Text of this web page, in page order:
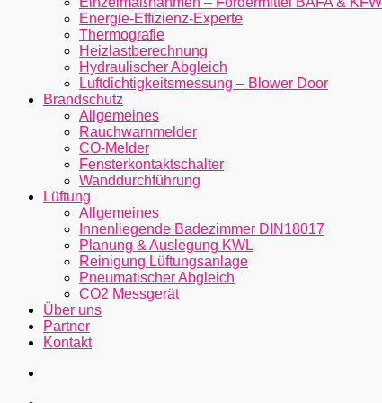
Energie-Effizienz-Experte
Thermografie
Heizlastberechnung
Hydraulischer Abgleich
Luftdichtigkeitsmessung – Blower Door
Brandschutz
Allgemeines
Rauchwarnmelder
CO-Melder
Fensterkontaktschalter
Wanddurchführung
Lüftung
Allgemeines
Innenliegende Badezimmer DIN18017
Planung & Auslegung KWL
Reinigung Lüftungsanlage
Pneumatischer Abgleich
CO2 Messgerät
Über uns
Partner
Kontakt